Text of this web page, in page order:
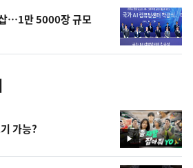
…1만 5000장 규모
영
상
가능?